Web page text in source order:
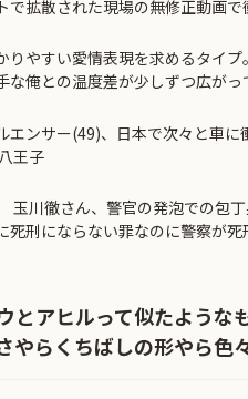
で拡散された現場の無修正動画で
りやすい愛情表現を求めるタイプ
な俺との温度差が少しずつ広が
エンサー(49)、日本で次々と車に
王子
玉川徹さん、警官の発泡での包
死刑にならない罪なのに警察が死
とアヒルって似たよう
やらくちばしの形やら色